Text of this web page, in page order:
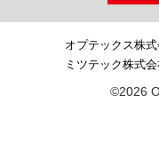
オプテックス株
ミツテック株式
©2026